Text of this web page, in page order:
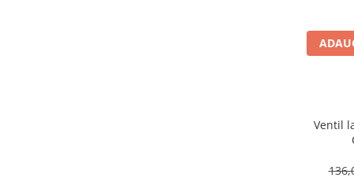
Ventil